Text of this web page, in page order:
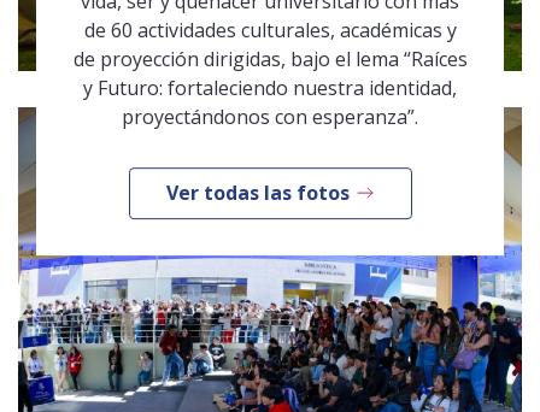
de 60 actividades culturales, académicas y
de proyección dirigidas, bajo el lema “Raíces
y Futuro: fortaleciendo nuestra identidad,
proyectándonos con esperanza”.
Ver todas las fotos